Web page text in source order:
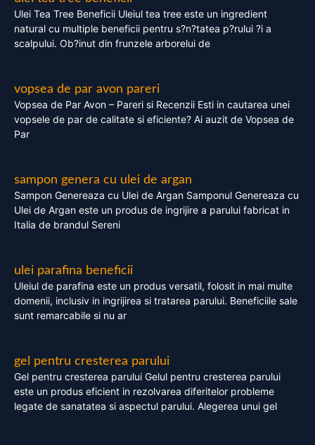
Ulei Tea Tree Beneficii Uleiul tea tree este un ingredient
natural cu multiple beneficii pentru s?n?tatea p?rului ?i a
scalpului. Ob?inut din frunzele arborelui de
vopsea de par avon pareri
Vopsea de Par Avon – Pareri si Recenzii Esti in cautarea unei
vopsele de par de calitate si eficiente? Ai auzit de Vopsea de
Par
sampon genera cu ulei de argan
Sampon Genereaza cu Ulei de Argan Samponul Genereaza cu
Ulei de Argan este un produs de ingrijire a parului fabricat in
Italia de brandul Sereni
ulei parafina beneficii
Uleiul de parafina este un produs versatil, folosit in mai multe
domenii, inclusiv in ingrijirea si tratarea parului. Beneficiile sale
sunt remarcabile si nu ar
gel pentru cresterea parului
Gel pentru cresterea parului Gelul pentru cresterea parului
este un produs eficient in rezolvarea diferitelor probleme
legate de sanatatea si aspectul parului. Alegerea unui gel